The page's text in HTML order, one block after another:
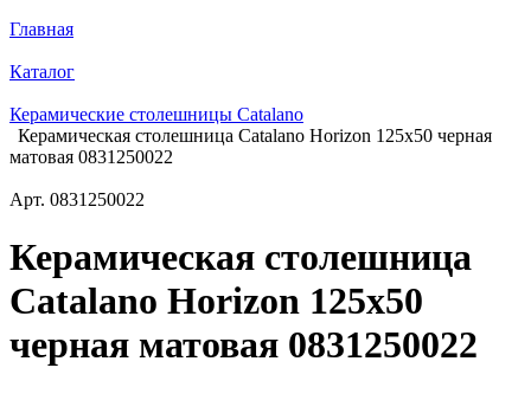
Главная
Каталог
Керамические столешницы Catalano
Керамическая столешница Catalano Horizon 125x50 черная
матовая 0831250022
Арт. 0831250022
Керамическая столешница
Catalano Horizon 125x50
черная матовая 0831250022